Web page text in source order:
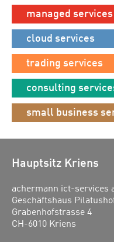
managed services
cloud services
trading services
consulting
small business
Hauptsitz Kriens
achermann ict-services
Geschäftshaus
Grabenhofstrasse 4
CH-6010 Kriens